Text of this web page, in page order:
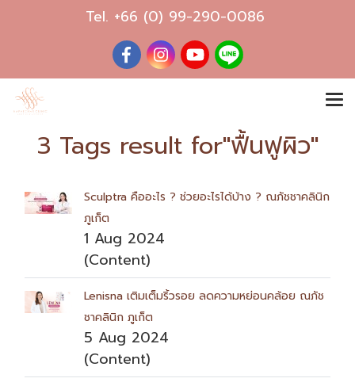
Tel. +66 (0) 99-290-0086
3 Tags result for"ฟื้นฟูผิว"
Sculptra คืออะไร ? ช่วยอะไรได้บ้าง ? ณภัชชาคลินิก
ภูเก็ต
1 Aug 2024
(Content)
Lenisna เติมเต็มริ้วรอย ลดความหย่อนคล้อย ณภัช
ชาคลินิก ภูเก็ต
5 Aug 2024
(Content)